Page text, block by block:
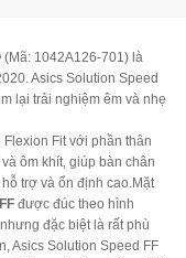
(Mã: 1042A126-701) là
Asics Solution Speed
lại trải nghiệm êm và nhẹ
Fit với phần thân
ôm khít, giúp bàn chân
trợ và ổn định cao.Mặt
được đúc theo hình
đặc biệt là rất phù
Asics Solution Speed ​​FF